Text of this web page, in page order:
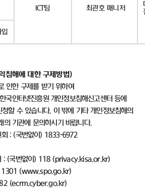
ICT팀 최관호 매니저
입
침해에 대한 구제방법)
인한 구제를 받기 위하여
한국인터넷진흥원 개인정보침해신고센터 등에
청할 수 있습니다. 이 밖에 기타 개인정보침해의
의 기관에 문의하시기 바랍니다.
: (국번없이 ) 1833-6972
: (국번없이 ) 118 (privacy.kisa.or.kr)
1301 (www.spo.go.kr)
(ecrm.cyber.go.kr)